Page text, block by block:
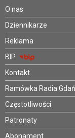
O nas
Dziennikarze
Reklama
BIP
Kontakt
Ramówka Radia
Częstotliwości
Patronaty
Abonament